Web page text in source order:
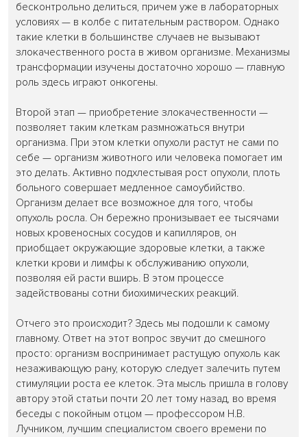
бесконтрольно делиться, причем уже в лабораторных
условиях — в колбе с питательным раствором. Однако
такие клетки в большинстве случаев не вызывают
злокачественного роста в живом организме. Механизмы
трансформации изучены достаточно хорошо — главную
роль здесь играют онкогены.
Второй этап — приобретение злокачественности —
позволяет таким клеткам размножаться внутри
организма. При этом клетки опухоли растут не сами по
себе — организм животного или человека помогает им
это делать. Активно подхлестывая рост опухоли, плоть
больного совершает медленное самоубийство.
Организм делает все возможное для того, чтобы
опухоль росла. Он бережно пронизывает ее тысячами
новых кровеносных сосудов и капилляров, он
приобщает окружающие здоровые клетки, а также
клетки крови и лимфы к обслуживанию опухоли,
позволяя ей расти вширь. В этом процессе
задействованы сотни биохимических реакций.
Отчего это происходит? Здесь мы подошли к самому
главному. Ответ на этот вопрос звучит до смешного
просто: организм воспринимает растущую опухоль как
незаживающую рану, которую следует залечить путем
стимуляции роста ее клеток. Эта мысль пришла в голову
автору этой статьи почти 20 лет тому назад, во время
беседы с покойным отцом — профессором Н.В.
Лучником, лучшим специалистом своего времени по